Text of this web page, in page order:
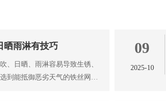
晒雨淋有技巧
、日晒、雨淋容易导致生锈、
到能抵御恶劣天气的铁丝网，
09
2025-10